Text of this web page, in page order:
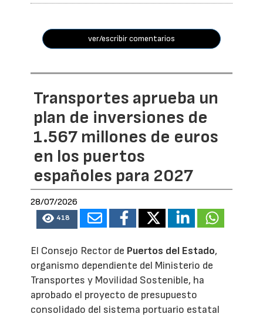
ver/escribir comentarios
Transportes aprueba un
plan de inversiones de
1.567 millones de euros
en los puertos
españoles para 2027
28/07/2026
418
El Consejo Rector de Puertos del Estado,
organismo dependiente del Ministerio de
Transportes y Movilidad Sostenible, ha
aprobado el proyecto de presupuesto
consolidado del sistema portuario estatal